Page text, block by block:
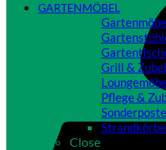
GARTENMÖBEL
Grill &
Pflege &
Strandkörbe
Close